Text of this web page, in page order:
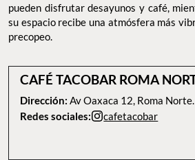
pueden disfrutar desayunos y café,
su espacio recibe una atmósfera más
precopeo.
CAFÉ TACOBAR ROMA
Dirección: Av Oaxaca 12, Roma Norte.
Redes sociales:
cafetacobar